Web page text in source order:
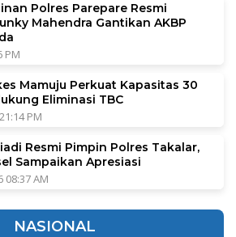
Polres Parepare Resmi
Mahendra Gantikan AKBP
PM
Mamuju Perkuat Kapasitas 30
Eliminasi TBC
PM
Resmi Pimpin Polres Takalar,
Sampaikan Apresiasi
08:37 AM
NASIONAL